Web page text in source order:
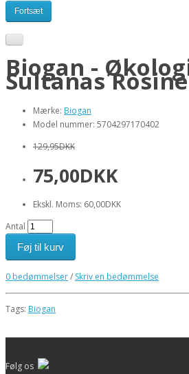
Fortsæt
Biogan -
Sultanas
Mærke: Biogan
Model nummer: 5704297170402
129,95DKK
75,00DKK
Ekskl. Moms: 60,00DKK
Antal
Føj til kurv
0 bedømmelser/ Skriv en bedømmelse
Tags: Biogan
Følg os